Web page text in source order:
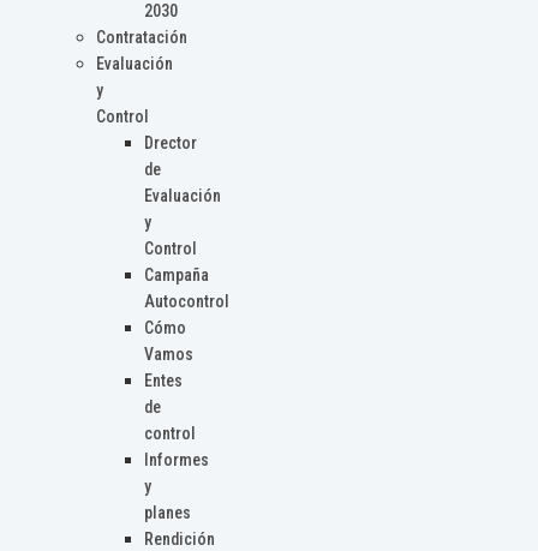
2030
Contratación
Evaluación
y
Control
Drector
de
Evaluación
y
Control
Campaña
Autocontrol
Cómo
Vamos
Entes
de
control
Informes
y
planes
Rendición